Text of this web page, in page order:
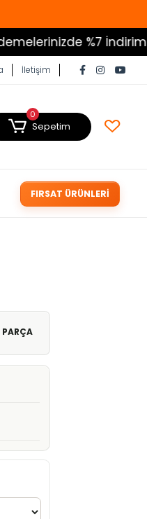
%7 İndirim Tüm
İletişim
0
Sepetim
FIRSAT ÜRÜNLERİ